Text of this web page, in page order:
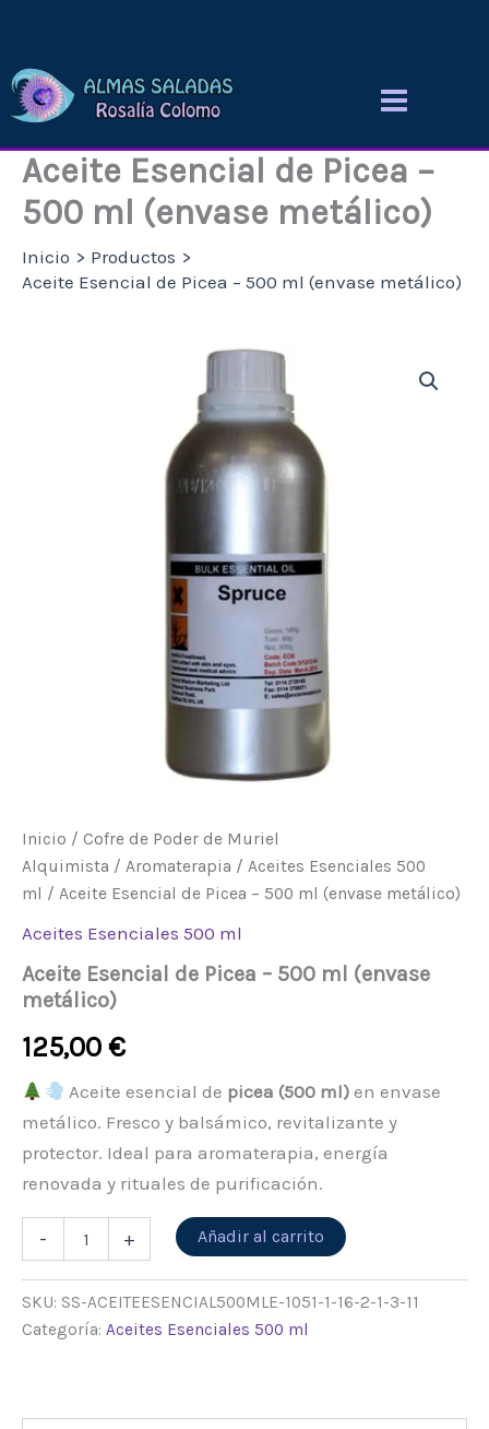
contenido
Aceite Esencial de Picea –
500 ml (envase metálico)
Inicio
Productos
Aceite Esencial de Picea – 500 ml (envase metálico)
Inicio / Cofre de Poder de Muriel
Alquimista / Aromaterapia / Aceites Esenciales 500
ml / Aceite Esencial de Picea – 500 ml (envase metálico)
Aceites Esenciales 500 ml
Aceite Esencial de Picea – 500 ml (envase
metálico)
125,00 €
Aceite esencial de picea (500 ml)en envase
metálico. Fresco y balsámico, revitalizante y
protector. Ideal para aromaterapia, energía
renovada y rituales de purificación.
- + Añadir al carrito
SKU: SS-ACEITEESENCIAL500MLE-1051-1-16-2-1-3-11
Categoría: Aceites Esenciales 500 ml